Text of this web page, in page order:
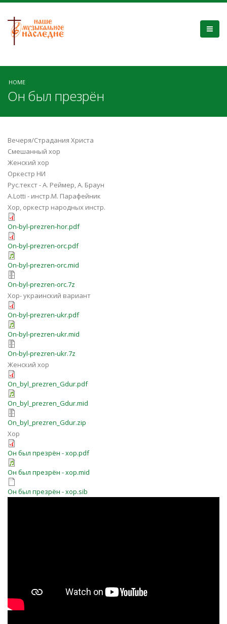
HOME
Он был презрён
Вечеря/Страдания Христа
Смешанный хор
Женский хор
Оркестр НИ
Рус.текст - А. Реймер, А. Браун
A.Lotti - инстр.М. Парафейник
Хор, оркестр народных инстр.
On-byl-prezren-hor.pdf
On-byl-prezren-orc.pdf
On-byl-prezren-orc.mid
On-byl-prezren-orc.7z
Хор- украинский вариант
On-byl-prezren-ukr.pdf
On-byl-prezren-ukr.mid
On-byl-prezren-ukr.7z
Женский хор
On_byl_prezren_Gdur.pdf
On_byl_prezren_Gdur.mid
On_byl_prezren_Gdur.zip
Хор
Он был презрён - хор.pdf
Он был презрён - хор.mid
Он был презрён - хор.sib